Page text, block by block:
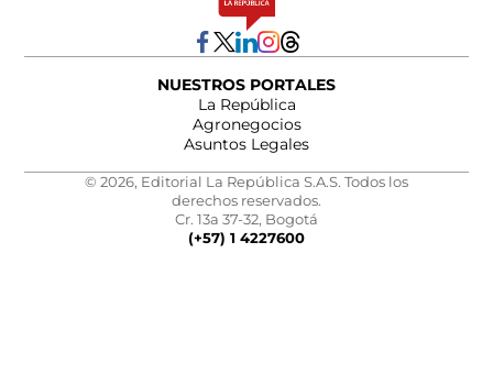
NUESTROS PORTALES
La República
Agronegocios
Asuntos Legales
© 2026, Editorial La República S.A.S. Todos los
derechos reservados.
Cr. 13a 37-32, Bogotá
(+57) 1 4227600